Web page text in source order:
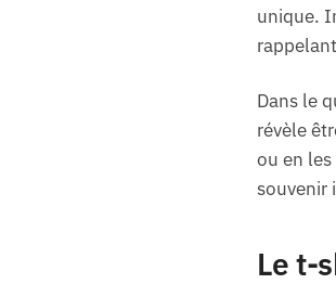
unique.
Dans le
révèle
ou en
souvenir
Le t-